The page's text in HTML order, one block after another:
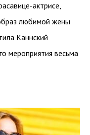
актрисе,
любимой жены
Каннский
мероприятия весьма